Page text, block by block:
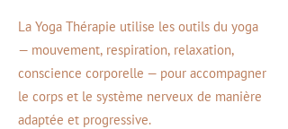
La Yoga Thérapie utilise les outils du yoga
— mouvement, respiration, relaxation,
conscience corporelle — pour accompagner
le corps et le système nerveux de manière
adaptée et progressive.